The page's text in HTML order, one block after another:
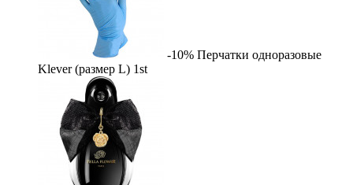
-10% Перчатки одноразовые
Klever (размер L) 1st